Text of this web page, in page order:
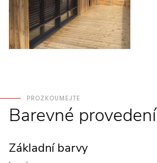
PROZKOUMEJTE
Barevné provedení
Základní barvy